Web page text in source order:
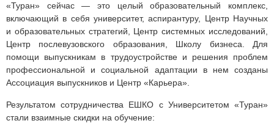
«Туран» сейчас — это целый образовательный комплекс,
включающий в себя университет, аспирантуру, Центр Научных
и образовательных стратегий, Центр системных исследований,
Центр послевузовского образования, Школу бизнеса. Для
помощи выпускникам в трудоустройстве и решения проблем
профессиональной и социальной адаптации в нем созданы
Ассоциация выпускников и Центр «Карьера».
Результатом сотрудничества ЕШКО с Университетом «Туран»
стали взаимные скидки на обучение: